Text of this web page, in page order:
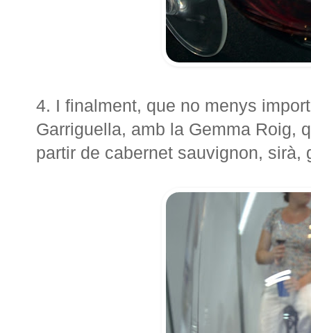
4. I finalment, que no menys
Garriguella, amb la Gemma Roig,
partir de cabernet sauvignon, sirà,